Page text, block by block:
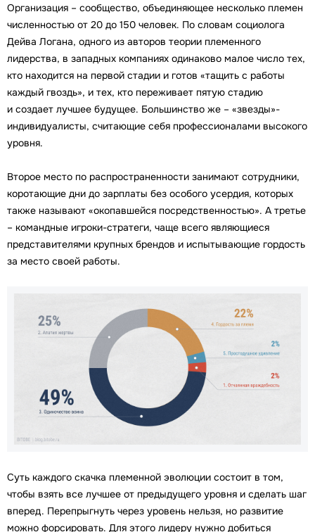
Организация – сообщество, объединяющее несколько племен
численностью от 20 до 150 человек. По словам социолога
Дейва Логана, одного из авторов теории племенного
лидерства, в западных компаниях одинаково малое число тех,
кто находится на первой стадии и готов «тащить с работы
каждый гвоздь», и тех, кто переживает пятую стадию
и создает лучшее будущее. Большинство же – «звезды»-
индивидуалисты, считающие себя профессионалами высокого
уровня.
Второе место по распространенности занимают сотрудники,
коротающие дни до зарплаты без особого усердия, которых
также называют «окопавшейся посредственностью». А третье
– командные игроки-стратеги, чаще всего являющиеся
представителями крупных брендов и испытывающие гордость
за место своей работы.
Суть каждого скачка племенной эволюции состоит в том,
чтобы взять все лучшее от предыдущего уровня и сделать шаг
вперед. Перепрыгнуть через уровень нельзя, но развитие
можно форсировать. Для этого лидеру нужно добиться